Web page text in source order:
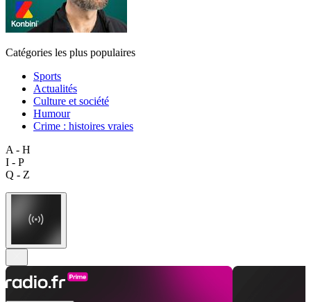
Catégories les plus populaires
Sports
Actualités
Culture et société
Humour
Crime : histoires vraies
A - H
I - P
Q - Z